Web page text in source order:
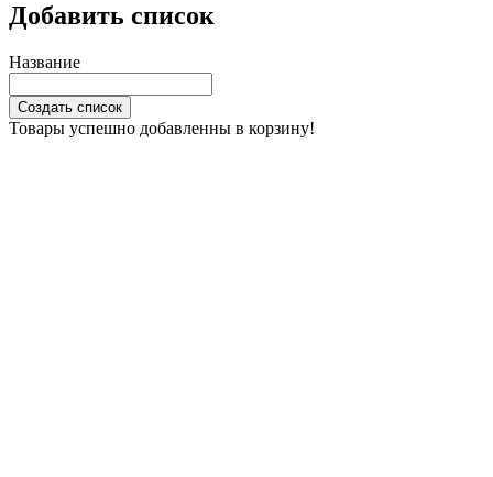
Добавить список
Название
Создать список
Товары успешно добавленны в корзину!